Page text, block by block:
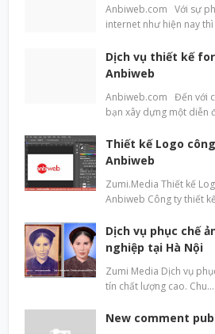
Anbiweb.com Với sự
internet như hiện nay
Dịch vụ thiết kế
Anbiweb
Anbiweb.com Đến với
bạn xây dựng một diễn
Thiết kế Logo
Anbiweb
Zumi.Media Thiết kế
Anbiweb Công ty thiết
Dịch vụ phục chế
nghiệp tại Hà Nội
Zumi Media Dịch vụ
tín chất lượng cao. Chu…
New comment